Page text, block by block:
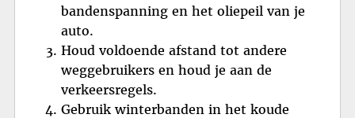
bandenspanning en het oliepeil van je
auto.
Houd voldoende afstand tot andere
weggebruikers en houd je aan de
verkeersregels.
Gebruik winterbanden in het koude